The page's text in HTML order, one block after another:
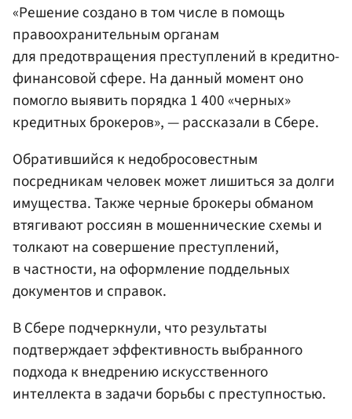
«Решение создано в том числе в помощь
правоохранительным органам
для предотвращения преступлений в кредитно-
финансовой сфере. На данный момент оно
помогло выявить порядка 1 400 «черных»
кредитных брокеров», — рассказали в Сбере.
Обратившийся к недобросовестным
посредникам человек может лишиться за долги
имущества. Также черные брокеры обманом
втягивают россиян в мошеннические схемы и
толкают на совершение преступлений,
в частности, на оформление поддельных
документов и справок.
В Сбере подчеркнули, что результаты
подтверждает эффективность выбранного
подхода к внедрению искусственного
интеллекта в задачи борьбы с преступностью.